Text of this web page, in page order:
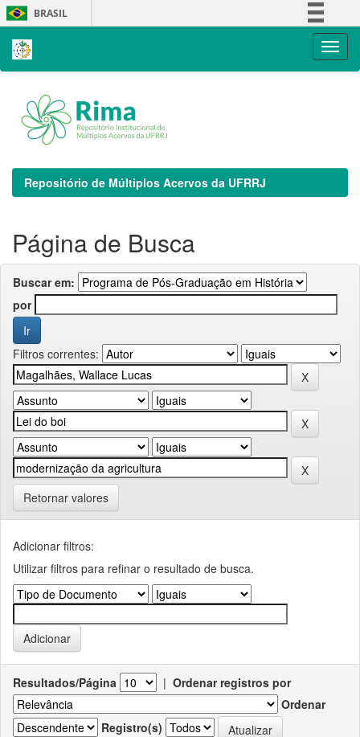
Skip
navigation
BRASIL
Repositório de Múltiplos Acervos da UFRRJ
Página de Busca
Buscar em:
por
Filtros correntes:
Retornar valores
Adicionar filtros:
Utilizar filtros para refinar o resultado de busca.
Resultados/Página | Ordenar registros por
Ordenar
Registro(s)